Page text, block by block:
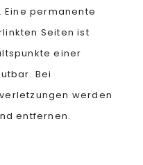
permanente
Seiten ist
einer
Bei
werden
entfernen.